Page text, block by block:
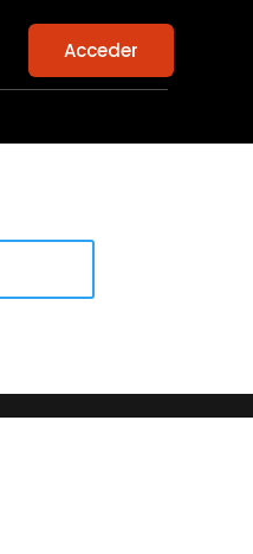
Acceder